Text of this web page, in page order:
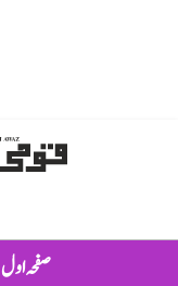
صفحہ اول